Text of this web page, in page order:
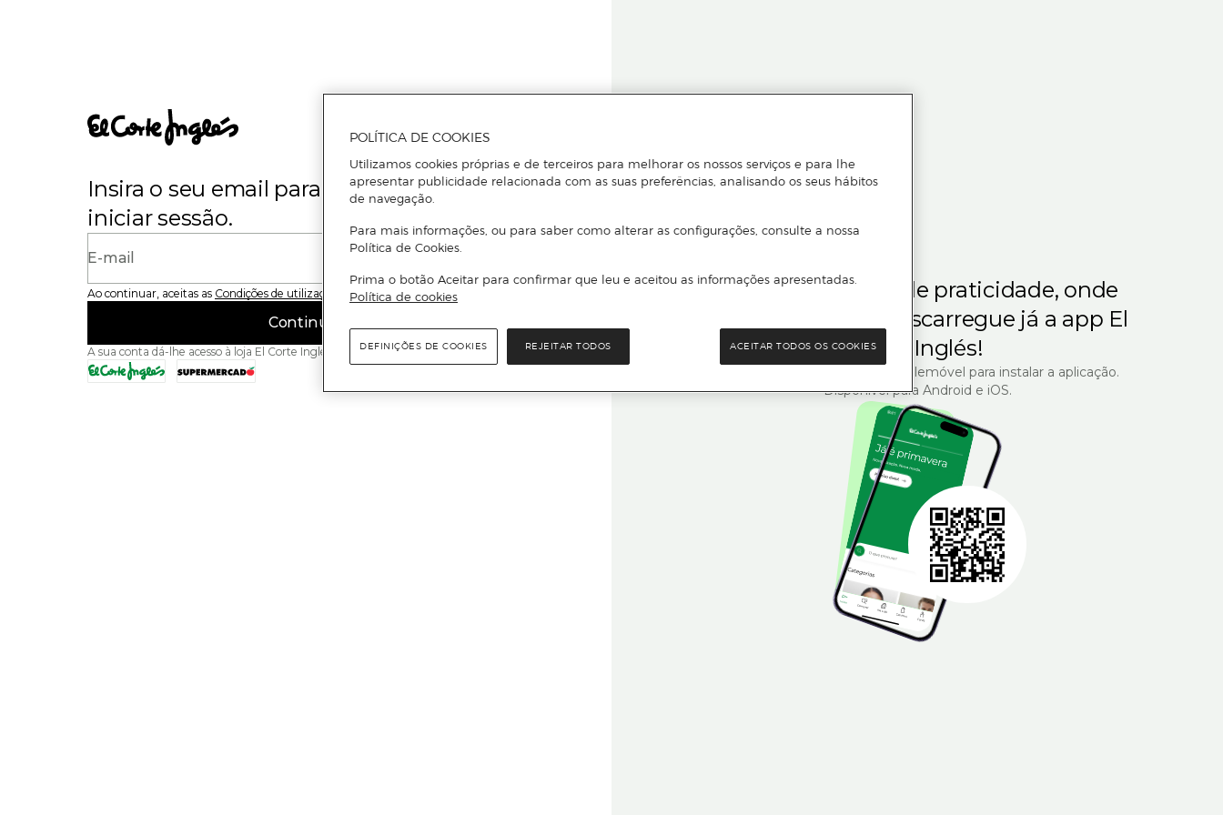
Insira o seu email para se registar ou
iniciar sessão.
E-mail
Ao continuar, aceitas as Condições de utilização do site
Continuar
A sua conta dá-lhe acesso à loja El Corte Inglés e ao Supermercado El Corte Inglés.
Para quem gosta de praticidade, onde
Descarregue já a app El
Corte Inglés!
Leia o código QR com o seu telemóvel para instalar a aplicação.
Disponível para Android e iOS.
POLÍTICA DE COOKIES
Utilizamos cookies próprias e de terceiros para melhorar os nossos serviços e para lhe
apresentar publicidade relacionada com as suas preferências, analisando os seus hábitos
de navegação.
Para mais informações, ou para saber como alterar as configurações, consulte a nossa
Política de Cookies.
Prima o botão Aceitar para confirmar que leu e aceitou as informações apresentadas.
Política de cookies
REJEITAR TODOS ACEITAR TODOS OS COOKIES
DEFINIÇÕES DE COOKIES